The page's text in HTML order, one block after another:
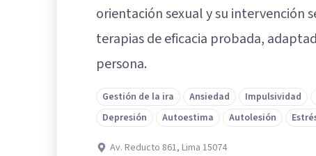
orientación sexual y su intervención
terapias de eficacia probada,
persona.
Gestión de la ira Ansiedad Impulsividad
Depresión
Autoestima Autolesión
Av. Reducto 861, Lima 15074